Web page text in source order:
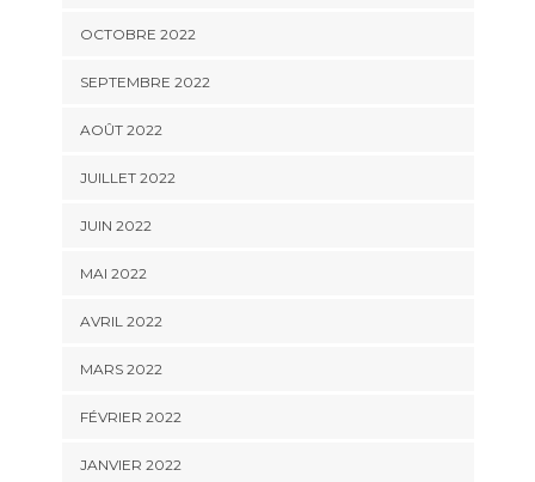
OCTOBRE 2022
SEPTEMBRE 2022
AOÛT 2022
JUILLET 2022
JUIN 2022
MAI 2022
AVRIL 2022
MARS 2022
FÉVRIER 2022
JANVIER 2022